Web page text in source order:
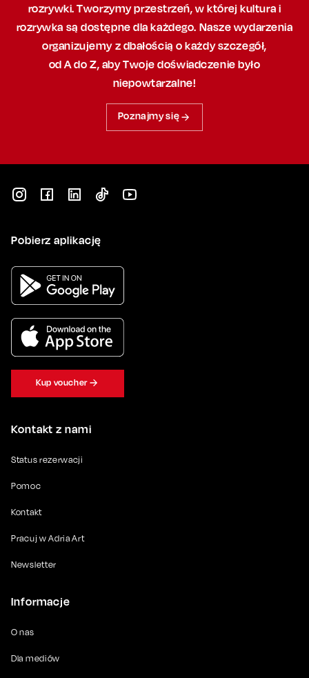
rozrywki. Tworzymy przestrzeń,w której kultura i
rozrywka są dostępne dla każdego. Nasze wydarzenia
organizujemy z dbałością o każdy szczegół,
od A do Z, abyTwoje doświadczenie było
niepowtarzalne!
Poznajmy się
Kontakt z nami
Status rezerwacji
Pomoc
Kontakt
Pracuj w Adria Art
Newsletter
Informacje
O nas
Dla mediów
Pobierz aplikację
Kup voucher